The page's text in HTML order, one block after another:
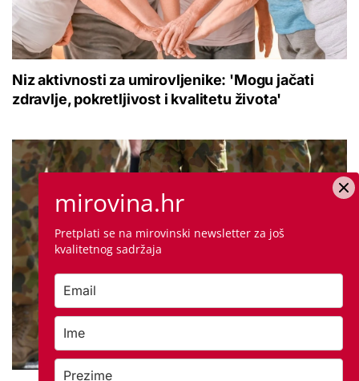
Niz aktivnosti za umirovljenike: 'Mogu jačati
zdravlje, pokretljivost i kvalitetu života'
mirovina.hr
Pretplati se na mirovinski newsletter za još
kvalitetnog sadržaja